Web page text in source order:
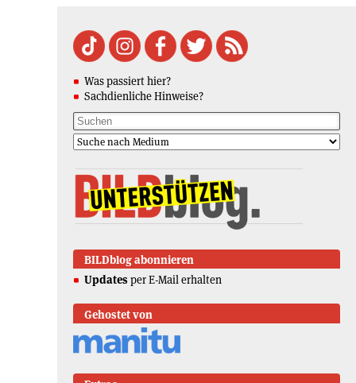
Was passiert hier?
Sachdienliche Hinweise?
BILDblog abonnieren
Updates per E-Mail erhalten
Gehostet von